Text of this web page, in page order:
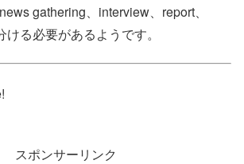
gathering、interview、report、
る必要があるようです。
スポンサーリンク